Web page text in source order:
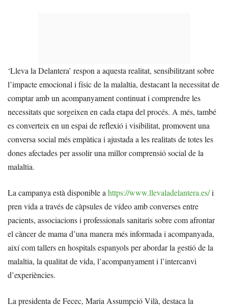
‘Lleva la Delantera’ respon a aquesta realitat, sensibilitzant sobre
l’impacte emocional i físic de la malaltia, destacant la necessitat de
comptar amb un acompanyament continuat i comprendre les
necessitats que sorgeixen en cada etapa del procés. A més, també
es converteix en un espai de reflexió i visibilitat, promovent una
conversa social més empàtica i ajustada a les realitats de totes les
dones afectades per assolir una millor comprensió social de la
malaltia.
La campanya està disponible a https://www.llevaladelantera.es/i
pren vida a través de càpsules de vídeo amb converses entre
pacients, associacions i professionals sanitaris sobre com afrontar
el càncer de mama d’una manera més informada i acompanyada,
així com tallers en hospitals espanyols per abordar la gestió de la
malaltia, la qualitat de vida, l’acompanyament i l’intercanvi
d’experiències.
La presidenta de Fecec, Maria Assumpció Vilà, destaca la